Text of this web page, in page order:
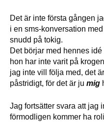
Det är inte första gången
i en sms-konversation
snudd på tokig.
Det börjar med hennes
hon har inte varit på
jag inte vill följa med, det
påstridigt, för det är ju mig
Jag fortsätter svara att jag
förmodligen kommer ha